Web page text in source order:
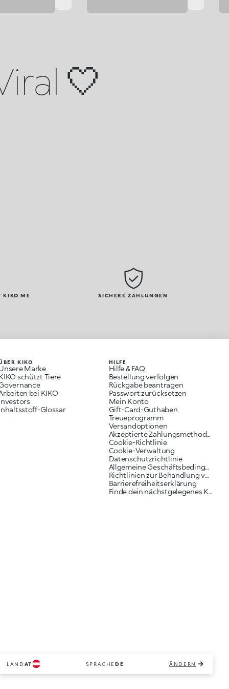
🤍
KIKO ME SICHERE ZAHLUNGEN
KIKO
Marke
schützt Tiere
bei KIKO
Glossar
HILFE
Hilfe & FAQ
Bestellung verfolgen
Rückgabe beantragen
Passwort zurücksetzen
Mein Konto
Gift-Card-Guthaben
Treueprogramm
Versandoptionen
Akzeptierte Zahlungsmethoden
Cookie-Richtlinie
Cookie-Verwaltung
Datenschutzrichtlinie
Allgemeine Geschäftsbedingungen
Richtlinien zur Behandlung von Reklamationen
Barrierefreiheitserklärung
Finde dein nächstgelegenes KIKO Geschäft
LAND AT SPRACHEDE ÄNDERN